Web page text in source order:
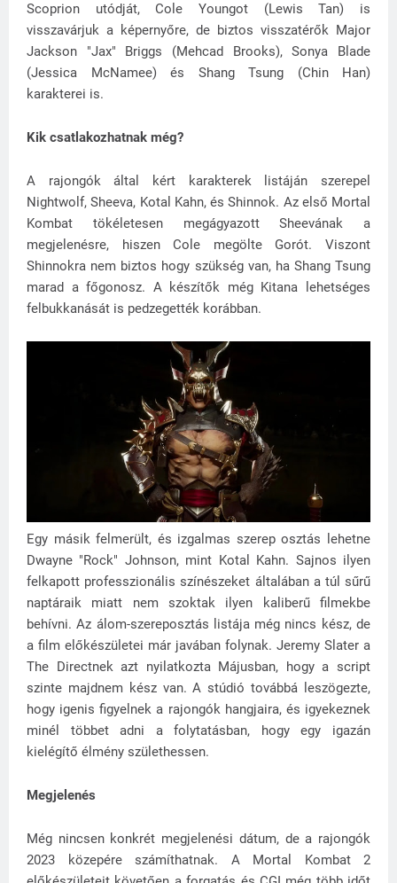
Scoprion utódját, Cole Youngot (Lewis Tan) is
visszavárjuk a képernyőre, de biztos visszatérők Major
Jackson "Jax" Briggs (Mehcad Brooks), Sonya Blade
(Jessica McNamee) és Shang Tsung (Chin Han)
karakterei is.
Kik csatlakozhatnak még?
A rajongók által kért karakterek listáján szerepel
Nightwolf, Sheeva, Kotal Kahn, és Shinnok. Az első Mortal
Kombat tökéletesen megágyazott Sheevának a
megjelenésre, hiszen Cole megölte Gorót. Viszont
Shinnokra nem biztos hogy szükség van, ha Shang Tsung
marad a főgonosz. A készítők még Kitana lehetséges
felbukkanását is pedzegették korábban.
Egy másik felmerült, és izgalmas szerep osztás lehetne
Dwayne "Rock" Johnson, mint Kotal Kahn. Sajnos ilyen
felkapott professzionális színészeket általában a túl sűrű
naptáraik miatt nem szoktak ilyen kaliberű filmekbe
behívni. Az álom-szereposztás listája még nincs kész, de
a film előkészületei már javában folynak. Jeremy Slater a
The Directnek azt nyilatkozta Májusban, hogy a script
szinte majdnem kész van. A stúdió továbbá leszögezte,
hogy igenis figyelnek a rajongók hangjaira, és igyekeznek
minél többet adni a folytatásban, hogy egy igazán
kielégítő élmény születhessen.
Megjelenés
Még nincsen konkrét megjelenési dátum, de a rajongók
2023 közepére számíthatnak. A Mortal Kombat 2